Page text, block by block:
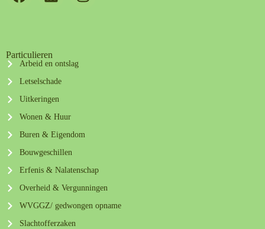
Particulieren
Arbeid en ontslag
Letselschade
Uitkeringen
Wonen & Huur
Buren & Eigendom
Bouwgeschillen
Erfenis & Nalatenschap
Overheid & Vergunningen
WVGGZ/ gedwongen opname
Slachtofferzaken